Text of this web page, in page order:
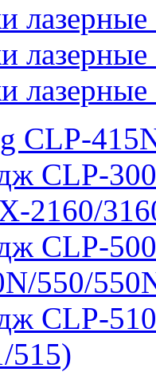
лазерные
лазерные
лазерные
CLP-
CLP-
2160/
CLP-
550/
CLP-
515)